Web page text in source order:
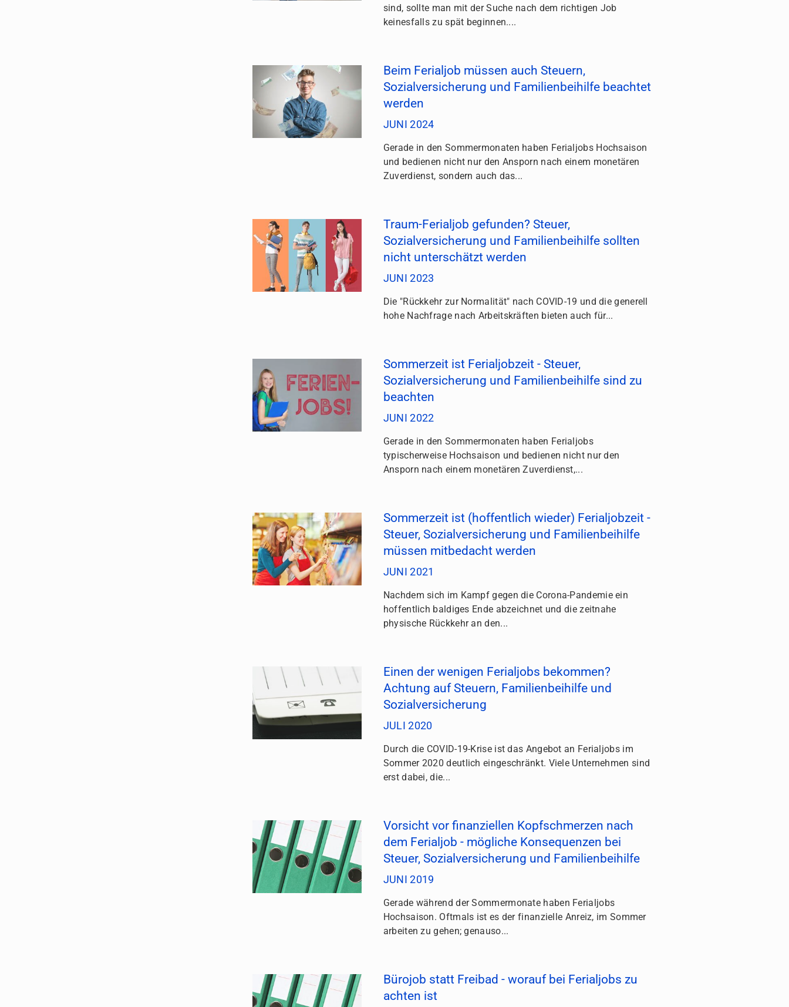
sind, sollte man mit der Suche nach dem richtigen Job
keinesfalls zu spät beginnen....
Beim Ferialjob müssen auch Steuern,
Sozialversicherung und Familienbeihilfe beachtet
werden
JUNI 2024
Gerade in den Sommermonaten haben Ferialjobs Hochsaison
und bedienen nicht nur den Ansporn nach einem monetären
Zuverdienst, sondern auch das...
Traum-Ferialjob gefunden? Steuer,
Sozialversicherung und Familienbeihilfe sollten
nicht unterschätzt werden
JUNI 2023
Die "Rückkehr zur Normalität" nach COVID-19 und die generell
hohe Nachfrage nach Arbeitskräften bieten auch für...
Sommerzeit ist Ferialjobzeit - Steuer,
Sozialversicherung und Familienbeihilfe sind zu
beachten
JUNI 2022
Gerade in den Sommermonaten haben Ferialjobs
typischerweise Hochsaison und bedienen nicht nur den
Ansporn nach einem monetären Zuverdienst,...
Sommerzeit ist (hoffentlich wieder) Ferialjobzeit -
Steuer, Sozialversicherung und Familienbeihilfe
müssen mitbedacht werden
JUNI 2021
Nachdem sich im Kampf gegen die Corona-Pandemie ein
hoffentlich baldiges Ende abzeichnet und die zeitnahe
physische Rückkehr an den...
Einen der wenigen Ferialjobs bekommen?
Achtung auf Steuern, Familienbeihilfe und
Sozialversicherung
JULI 2020
Durch die COVID-19-Krise ist das Angebot an Ferialjobs im
Sommer 2020 deutlich eingeschränkt. Viele Unternehmen sind
erst dabei, die...
Vorsicht vor finanziellen Kopfschmerzen nach
dem Ferialjob - mögliche Konsequenzen bei
Steuer, Sozialversicherung und Familienbeihilfe
JUNI 2019
Gerade während der Sommermonate haben Ferialjobs
Hochsaison. Oftmals ist es der finanzielle Anreiz, im Sommer
arbeiten zu gehen; genauso...
Bürojob statt Freibad - worauf bei Ferialjobs zu
achten ist